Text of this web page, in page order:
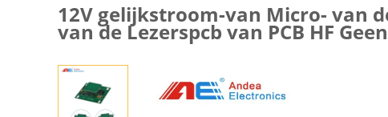
12V gelijkstroom-van Micro- van
van de Lezerspcb van PCB HF